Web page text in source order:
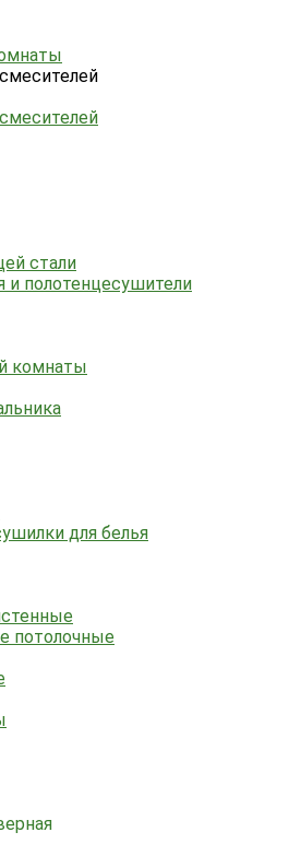
стали
и полотенцесушители
комнаты
для белья
потолочные